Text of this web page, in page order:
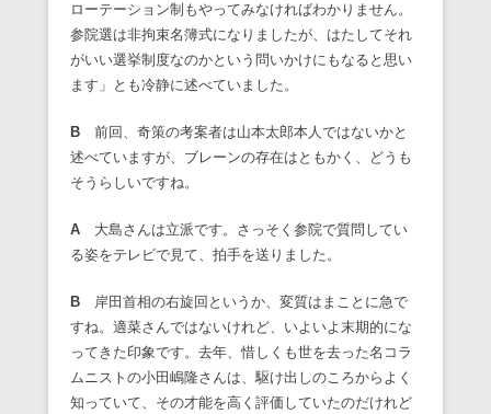
ローテーション制もやってみなければわかりません。
参院選は非拘束名簿式になりましたが、はたしてそれ
がいい選挙制度なのかという問いかけにもなると思い
ます」とも冷静に述べていました。
B 前回、奇策の考案者は山本太郎本人ではないかと
述べていますが、ブレーンの存在はともかく、どうも
そうらしいですね。
A 大島さんは立派です。さっそく参院で質問してい
る姿をテレビで見て、拍手を送りました。
B 岸田首相の右旋回というか、変質はまことに急で
すね。適菜さんではないけれど、いよいよ末期的にな
ってきた印象です。去年、惜しくも世を去った名コラ
ムニストの小田嶋隆さんは、駆け出しのころからよく
知っていて、その才能を高く評価していたのだけれど